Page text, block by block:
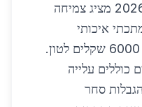
שוק המתכות הימיות בשנת 2026 מציג צמיחה
איכותי
במחירים הנעים בין 5000 ל 6000 שקלים לטון.
כוללים עלייה
סחר